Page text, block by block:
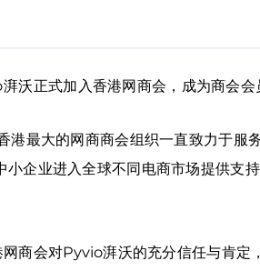
沃正式加入香港网商会，成为商会会
港最大的网商商会组织一直致力于服
企业进入全球不同电商市场提供支
商会对Pyvio湃沃的充分信任与肯定